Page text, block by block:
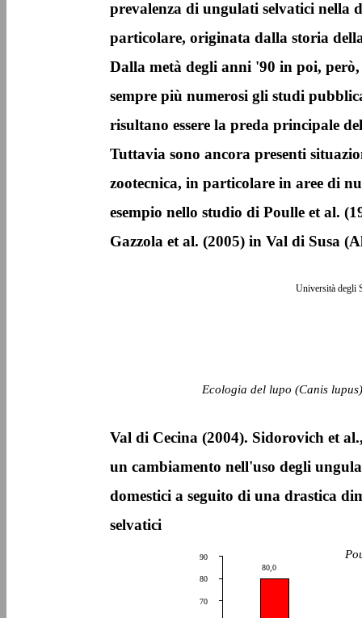
Università degli
prevalenza di ungulati selvatici nella
particolare, originata dalla storia della
Dalla metà degli anni '90 in poi,
sempre più numerosi gli studi
risultano essere la preda principale
Tuttavia sono ancora presenti
zootecnica, in particolare in aree di
esempio nello studio di Poulle et al.
Gazzola et al. (2005) in Val di Susa
Ecologia del lupo (Canis
Val di Cecina (2004). Sidorovich et
un cambiamento nell'uso degli
domestici a seguito di una drastica
selvatici
80,0
70
80
90